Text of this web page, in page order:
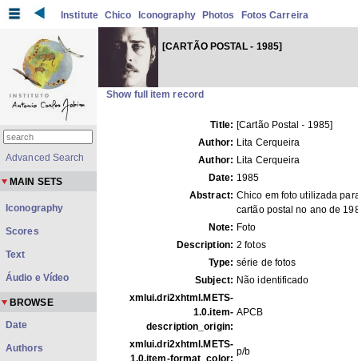
Institute Chico Iconography Photos Fotos Carreira
[CARTÃO POSTAL - 1985]
Show full item record
Title: [Cartão Postal - 1985]
Author: Lita Cerqueira
Author: Lita Cerqueira
Date: 1985
Abstract: Chico em foto utilizada
cartão postal no ano de
Note: Foto
Description: 2 fotos
Type: série de fotos
Subject: Não identificado
xmlui.dri2xhtml.METS-
1.0.item-
description_origin:
APCB
xmlui.dri2xhtml.METS-
1.0.item-format_color:
p/b
Advanced Search
MAIN SETS
Iconography
Scores
Text
Áudio e Vídeo
BROWSE
Date
Authors